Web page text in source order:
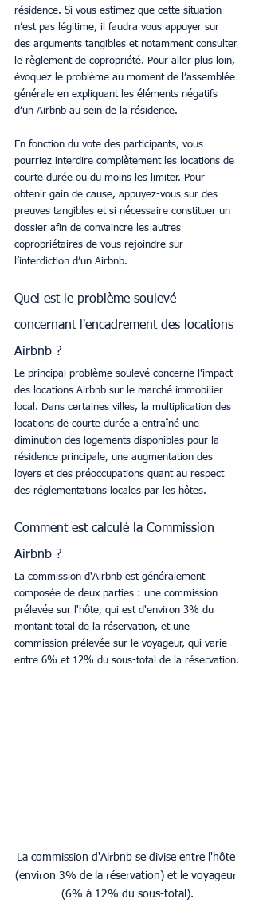
résidence. Si vous estimez que cette situation
n’est pas légitime, il faudra vous appuyer sur
des arguments tangibles et notamment consulter
le règlement de copropriété. Pour aller plus loin,
évoquez le problème au moment de l’assemblée
générale en expliquant les éléments négatifs
d’un Airbnb au sein de la résidence.
En fonction du vote des participants, vous
pourriez interdire complètement les locations de
courte durée ou du moins les limiter. Pour
obtenir gain de cause, appuyez-vous sur des
preuves tangibles et si nécessaire constituer un
dossier afin de convaincre les autres
copropriétaires de vous rejoindre sur
l’interdiction d’un Airbnb.
Quel est le problème soulevé
concernant l'encadrement des locations
Airbnb ?
Le principal problème soulevé concerne l'impact
des locations Airbnb sur le marché immobilier
local. Dans certaines villes, la multiplication des
locations de courte durée a entraîné une
diminution des logements disponibles pour la
résidence principale, une augmentation des
loyers et des préoccupations quant au respect
des réglementations locales par les hôtes.
Comment est calculé la Commission
Airbnb ?
La commission d'Airbnb est généralement
composée de deux parties : une commission
prélevée sur l'hôte, qui est d'environ 3% du
montant total de la réservation, et une
commission prélevée sur le voyageur, qui varie
entre 6% et 12% du sous-total de la réservation.
La commission d'Airbnb se divise entre l'hôte
(environ 3% de la réservation) et le voyageur
(6% à 12% du sous-total).